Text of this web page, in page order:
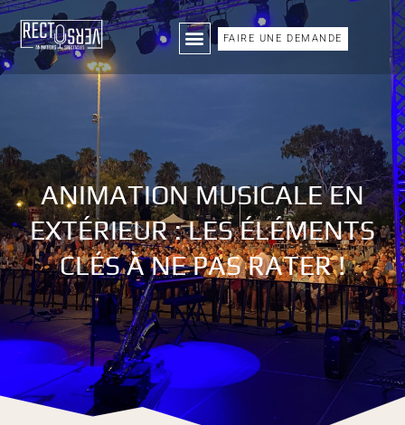
FAIRE UNE DEMANDE
ANIMATION MUSICALE EN
EXTÉRIEUR : LES ÉLÉMENTS
CLÉS À NE PAS RATER !